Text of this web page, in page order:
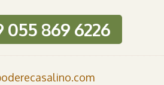
869 6226